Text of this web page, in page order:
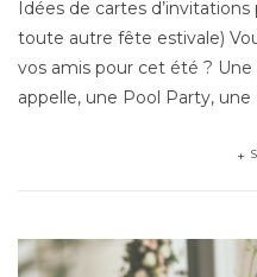
Idées de cartes
toute autre fête estivale)
vos amis pour cet été ?
appelle, une Pool Party,